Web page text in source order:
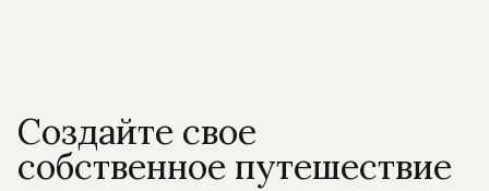
Создайте свое
собственное путешествие